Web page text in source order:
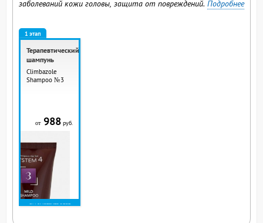
заболеваний кожи головы, защита от повреждений. Подробнее
1 этап
Терапевтический
шампунь
Climbazole
Shampoo №3
ВЫ СМОТРИТЕ ЭТОТ
от988 руб.